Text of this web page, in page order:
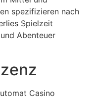
spezifizieren nach
Spielzeit
Abenteuer
Casino